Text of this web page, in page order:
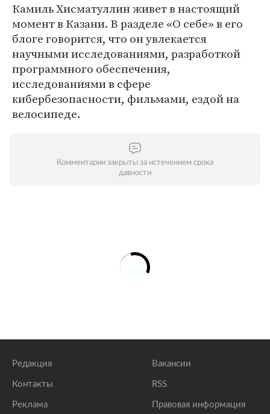
Камиль Хисматуллин живет в настоящий
момент в Казани. В разделе «О себе» в его
блоге говорится, что он увлекается
научными исследованиями, разработкой
программного обеспечения,
исследованиями в сфере
кибербезопасности, фильмами, ездой на
велосипеде.
Комментарии закрыты за истечением срока
давности
Редакция
Контакты
Реклама
Вакансии
RSS
Правовая информация